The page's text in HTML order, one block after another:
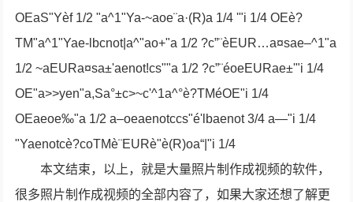
OEaS"Yèf 1/2 "a^1"Ya-~aoe¨a·(R)a 1/4 '"i 1/4 OEè?
TM"a^1"Yae-lbcnot|a^"ao+"a 1/2 ?c”¨èEUR…a¤sae–^1"a
1/2 ~aEURa¤sa±'aenot!cs""a 1/2 ?c”¨éoeEURae±'"i 1/4
OE"a>>yen"a,Sa°±c>~c'^1a^°è?TMéOE"i 1/4
OEaeoe‰"a 1/2 a–oeaenotccs"é'lbaenot 3/4 a—"i 1/4
"Yaenotcè?coTMè¨EURè"è(R)oa“|"i 1/4
本文结束，以上，就是大量照片制作成视频的软件，
很多照片制作成视频的全部内容了，如果大家还想了解更